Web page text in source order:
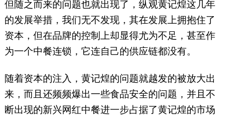
但随之而来的问题也就出现了，纵观黄记煌这几年
的发展举措，我们无不发现，其在发展上拥抱住了
资本，但在品牌的控制上却显得尤为不足，甚至作
为一个中餐连锁，它连自己的供应链都没有。
随着资本的注入，黄记煌的问题就越发的被放大出
来，而且还频频爆出一些食品安全的问题，并且不
断出现的新兴网红中餐进一步占据了黄记煌的市场